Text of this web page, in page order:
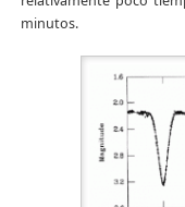
minutos.